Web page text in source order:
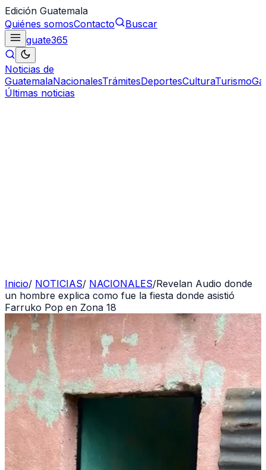
Edición Guatemala
Quiénes somosContacto
Buscar
guate365
Noticias de
GuatemalaNacionalesTrámitesDeportesCulturaTurismo
Últimas noticias
Inicio/ NOTICIAS/ NACIONALES/Revelan Audio donde
un hombre explica como fue la fiesta donde asistió
Farruko Pop en Zona 18